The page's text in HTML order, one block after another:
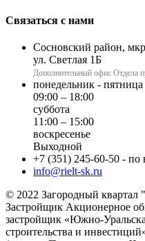
Связаться с нами
Сосновский район,
ул. Светлая 1Б
Дополнительный офис Отдела
понедельник - пятница
09:00 – 18:00
суббота
11:00 – 15:00
воскресенье
Выходной
+7 (351) 245-60-50 - по
info@rielt-sk.ru
© 2022 Загородный квартал
Застройщик Акционерное
застройщик «Южно-
строительства и